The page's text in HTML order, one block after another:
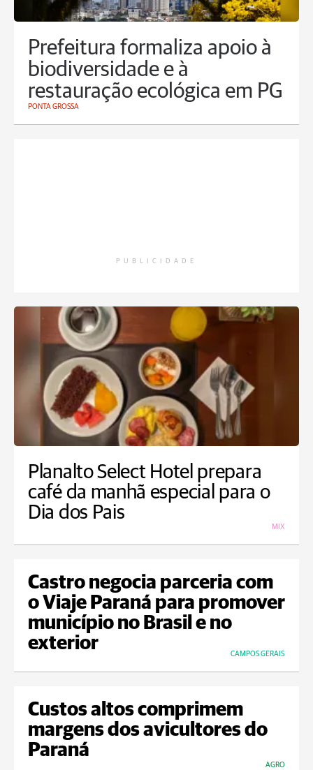
Prefeitura formaliza apoio à
biodiversidade e à
restauração ecológica em PG
PONTA GROSSA
PUBLICIDADE
Planalto Select Hotel prepara
café da manhã especial para o
Dia dos Pais
MIX
Castro negocia parceria com
o Viaje Paraná para promover
município no Brasil e no
exterior
CAMPOS GERAIS
Custos altos comprimem
margens dos avicultores do
Paraná
AGRO